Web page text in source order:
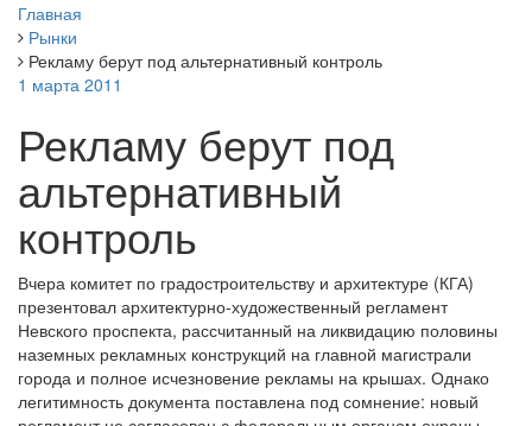
Главная
Рынки
Рекламу берут под альтернативный контроль
1 марта 2011
Рекламу берут под
альтернативный
контроль
Вчера комитет по градостроительству и архитектуре (КГА)
презентовал архитектурно-художественный регламент
Невского проспекта, рассчитанный на ликвидацию половины
наземных рекламных конструкций на главной магистрали
города и полное исчезновение рекламы на крышах. Однако
легитимность документа поставлена под сомнение: новый